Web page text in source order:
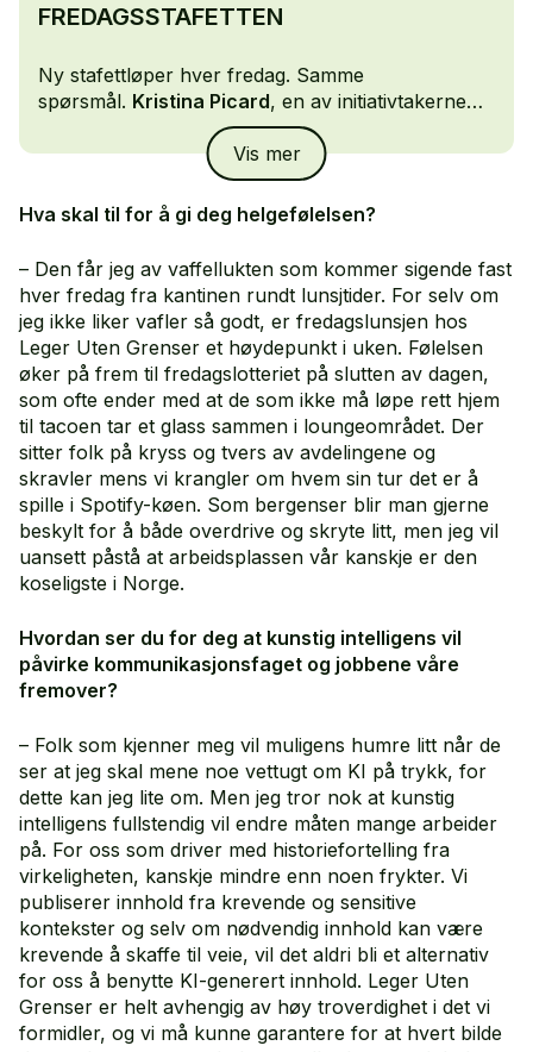
FREDAGSSTAFETTEN
Ny stafettløper hver fredag. Samme
spørsmål. Kristina Picard, en av initiativtakerne
bak kampanjen #ikkekontroversielt, sendte
stafettpinnen videre tilSilje Grytten,
kommunikasjonssjef i Leger Uten Grenser.
Vis mer
Hva skal til for å gi deg helgefølelsen?
– Den får jeg av vaffellukten som kommer sigende fast
hver fredag fra kantinen rundt lunsjtider. For selv om
jeg ikke liker vafler så godt, er fredagslunsjen hos
Leger Uten Grenser et høydepunkt i uken. Følelsen
øker på frem til fredagslotteriet på slutten av dagen,
som ofte ender med at de som ikke må løpe rett hjem
til tacoen tar et glass sammen i loungeområdet. Der
sitter folk på kryss og tvers av avdelingene og
skravler mens vi krangler om hvem sin tur det er å
spille i Spotify-køen. Som bergenser blir man gjerne
beskylt for å både overdrive og skryte litt, men jeg vil
uansett påstå at arbeidsplassen vår kanskje er den
koseligste i Norge.
Hvordan ser du for deg at kunstig intelligens vil
påvirke kommunikasjonsfaget og jobbene våre
fremover?
– Folk som kjenner meg vil muligens humre litt når de
ser at jeg skal mene noe vettugt om KI på trykk, for
dette kan jeg lite om. Men jeg tror nok at kunstig
intelligens fullstendig vil endre måten mange arbeider
på. For oss som driver med historiefortelling fra
virkeligheten, kanskje mindre enn noen frykter. Vi
publiserer innhold fra krevende og sensitive
kontekster og selv om nødvendig innhold kan være
krevende å skaffe til veie, vil det aldri bli et alternativ
for oss å benytte KI-generert innhold. Leger Uten
Grenser er helt avhengig av høy troverdighet i det vi
formidler, og vi må kunne garantere for at hvert bilde